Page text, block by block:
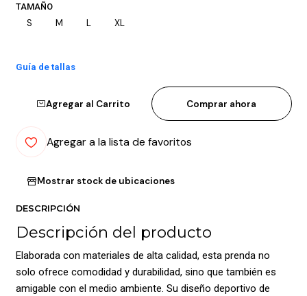
TAMAÑO
S M L XL
Guía de tallas
Agregar al Carrito Comprar ahora
Agregar a la lista de favoritos
Mostrar stock de ubicaciones
DESCRIPCIÓN
Descripción del producto
Elaborada con materiales de alta calidad, esta prenda no
solo ofrece comodidad y durabilidad, sino que también es
amigable con el medio ambiente. Su diseño deportivo de